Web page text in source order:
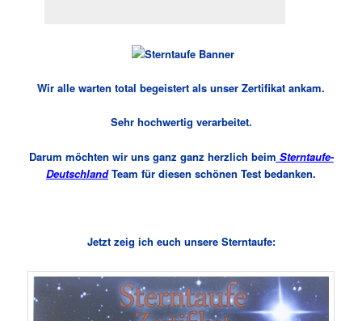
Wir alle warten total begeistert als unser Zertifikat ankam.
Sehr hochwertig verarbeitet.
Darum möchten wir uns ganz ganz herzlich beim Sterntaufe-
DeutschlandTeam für diesen schönen Test bedanken.
Jetzt zeig ich euch unsere Sterntaufe: